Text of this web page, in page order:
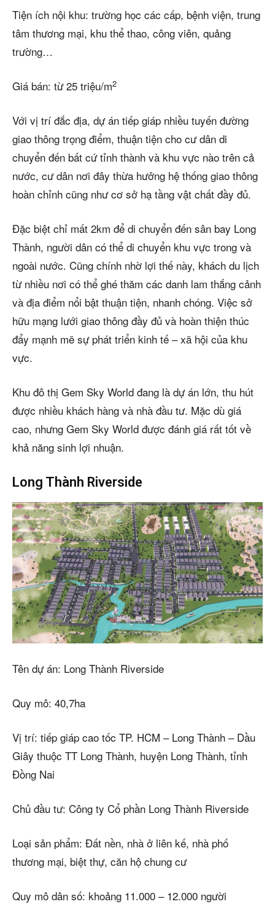
Tiện ích nội khu: trường học các cấp, bệnh viện, trung
tâm thương mại, khu thể thao, công viên, quảng
trường…
Giá bán: từ 25 triệu/m2
Với vị trí đắc địa, dự án tiếp giáp nhiều tuyến đường
giao thông trọng điểm, thuận tiện cho cư dân di
chuyển đến bất cứ tỉnh thành và khu vực nào trên cả
nước, cư dân nơi đây thừa hưởng hệ thống giao thông
hoàn chỉnh cũng như cơ sở hạ tầng vật chất đầy đủ.
Đặc biệt chỉ mất 2km để di chuyển đến sân bay Long
Thành, người dân có thể di chuyển khu vực trong và
ngoài nước. Cũng chính nhờ lợi thế này, khách du lịch
từ nhiều nơi có thể ghé thăm các danh lam thắng cảnh
và địa điểm nổi bật thuận tiện, nhanh chóng. Việc sở
hữu mạng lưới giao thông đầy đủ và hoàn thiện thúc
đẩy mạnh mẽ sự phát triển kinh tế – xã hội của khu
vực.
Khu đô thị Gem Sky World đang là dự án lớn, thu hút
được nhiều khách hàng và nhà đầu tư. Mặc dù giá
cao, nhưng Gem Sky World được đánh giá rất tốt về
khả năng sinh lợi nhuận.
Long Thành Riverside
Tên dự án: Long Thành Riverside
Quy mô: 40,7ha
Vị trí: tiếp giáp cao tốc TP. HCM – Long Thành – Dầu
Giây thuộc TT Long Thành, huyện Long Thành, tỉnh
Đồng Nai
Chủ đầu tư: Công ty Cổ phần Long Thành Riverside
Loại sản phẩm: Đất nền, nhà ở liên kế, nhà phố
thương mại, biệt thự, căn hộ chung cư
Quy mô dân số: khoảng 11.000 – 12.000 người